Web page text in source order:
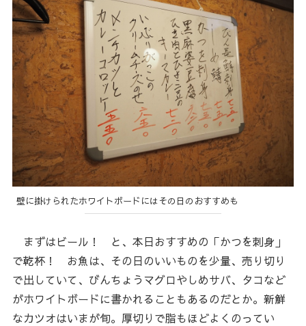
壁に掛けられたホワイトボードにはその日のおすすめも
まずはビール！ と、本日おすすめの「かつを刺身」
で乾杯！ お魚は、その日のいいものを少量、売り切り
で出していて、びんちょうマグロやしめサバ、タコなど
がホワイトボードに書かれることもあるのだとか。新鮮
なカツオはいまが旬。厚切りで脂もほどよくのってい